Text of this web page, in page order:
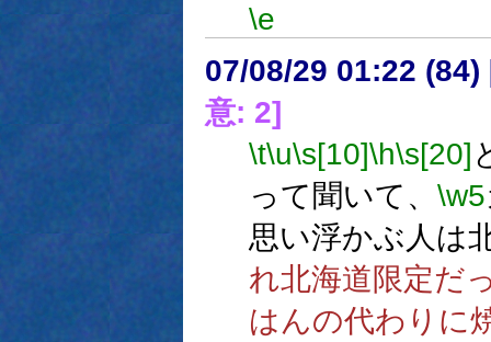
\e
07/08/29 01:22 (84)
意: 2]
\t\u\s[10]\h\s[20]
って聞いて、 \w5
思い浮かぶ人は
れ北海道限定だ
はんの代わりに